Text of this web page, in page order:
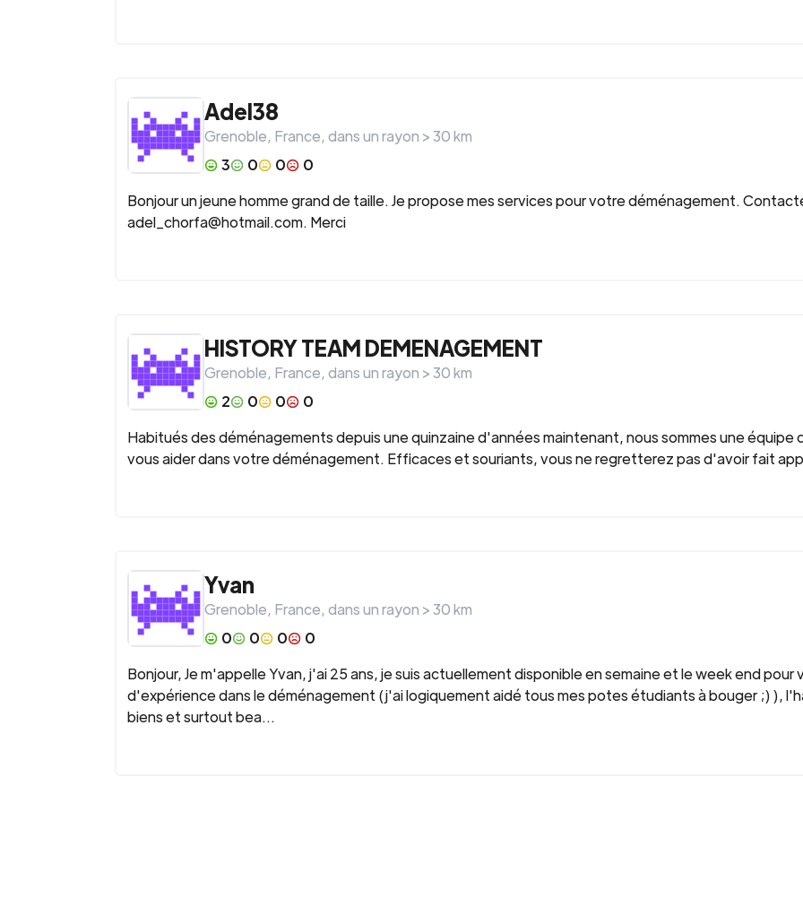
Adel38
Grenoble, France, dans un rayon >30km
3
0 0
0
Bonjour un jeune homme grand de taille. Je propose mes services pour votre déménagement.
adel_chorfa@hotmail.com. Merci
HISTORY TEAM DEMENAGEMENT
Grenoble, France, dans un rayon >30km
2
0 0
0
Habitués des déménagements depuis une quinzaine d'années maintenant, nous sommes une
vous aider dans votre déménagement. Efficaces et souriants, vous ne regretterez pas d'avoir fait
Yvan
Grenoble, France, dans un rayon >30km
0
0 0
0
Bonjour, Je m'appelle Yvan, j'ai 25 ans, je suis actuellement disponible en semaine et le week end pour
d'expérience dans le déménagement (j'ai logiquement aidé tous mes potes étudiants à bouger ;) ),
biens et surtout bea...